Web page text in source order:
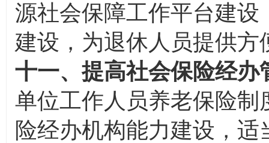
源社会保障工作平台建
建设，为退休人员提供方
十一、提高社会保险经办
单位工作人员养老保险
险经办机构能力建设，